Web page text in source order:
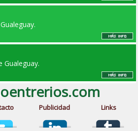
Gualeguay.
Publicidad Links